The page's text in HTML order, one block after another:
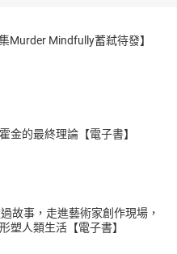
讓人知己知彼，理解事件的
。
，獲得待人處事的智慧！每
麼結果？如何不受迷信的影
Murder Mindfully蓄弒待發】
金的最終理論【電子書】
故事，走進藝術家創作現場，
塑人類生活【電子書】